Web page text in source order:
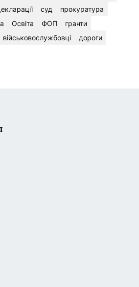
суд
прокуратура
Освіта ФОП
гранти
військовослужбовці
дороги